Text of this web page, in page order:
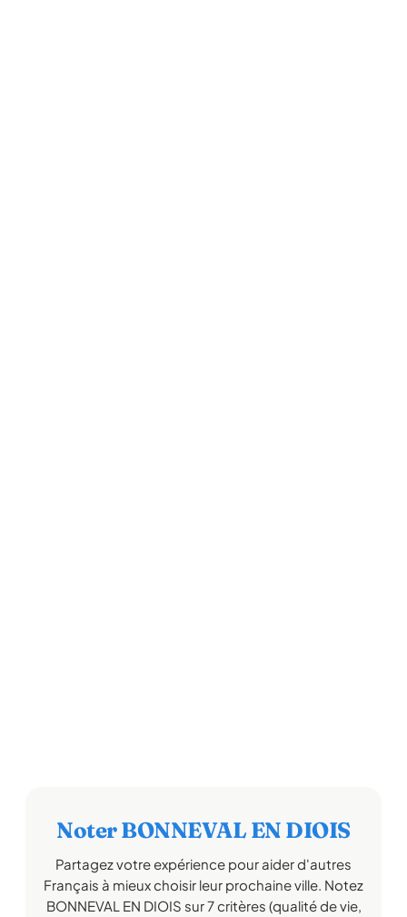
Noter BONNEVAL EN DIOIS
Partagez votre expérience pour aider d'autres
Français à mieux choisir leur prochaine ville. Notez
BONNEVAL EN DIOIS sur 7 critères (qualité de vie,